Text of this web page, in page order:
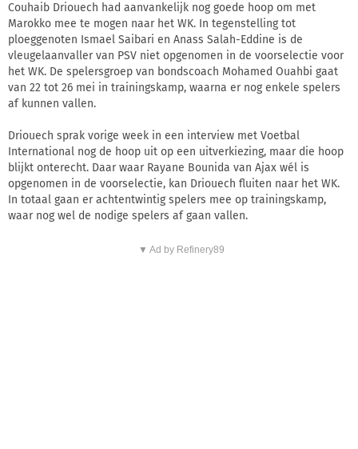
Couhaib Driouech had aanvankelijk nog goede hoop om met
Marokko mee te mogen naar het WK. In tegenstelling tot
ploeggenoten Ismael Saibari en Anass Salah-Eddine is de
vleugelaanvaller van PSV niet opgenomen in de voorselectie voor
het WK. De spelersgroep van bondscoach Mohamed Ouahbi gaat
van 22 tot 26 mei in trainingskamp, waarna er nog enkele spelers
af kunnen vallen.
Driouech sprak vorige week in een interview met Voetbal
International nog de hoop uit op een uitverkiezing, maar die hoop
blijkt onterecht. Daar waar Rayane Bounida van Ajax wél is
opgenomen in de voorselectie, kan Driouech fluiten naar het WK.
In totaal gaan er achtentwintig spelers mee op trainingskamp,
waar nog wel de nodige spelers af gaan vallen.
▼ Ad by Refinery89